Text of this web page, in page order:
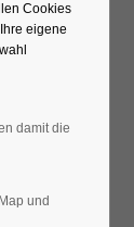
Cookies
eigene
damit die
und